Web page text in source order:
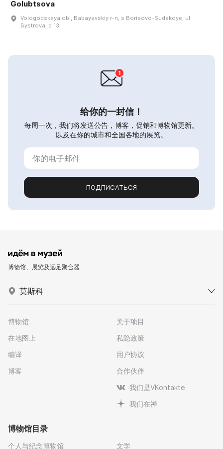
Golubtsova
Vologodskaya obl, Babayevskiy r-n, s Borisovo-Sudskoye, ul
Bystrova, d 13
给你的一封信！
每周一次，我们将发送公告，博客，促销和博物馆更新。
以及在你的城市和全国各地的展览。
ПОДПИСАТЬСЯ
博物馆、展览及远足聚合器
莫斯科
博物馆
在地图上
编译
博客
关于项目
私隐政策
用户协议
合作伙伴
我们是VKontakte
我们在禅
博物馆目录
个人与纪念博物馆 文学